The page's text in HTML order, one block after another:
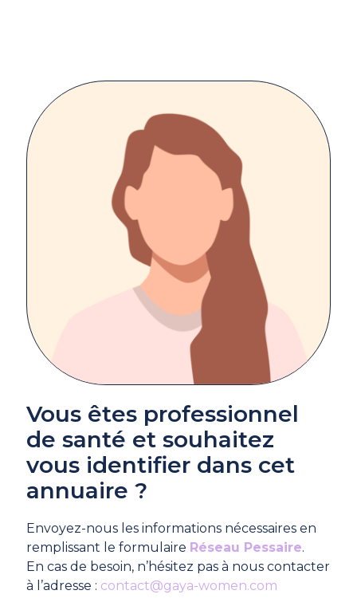
Vous êtes professionnel
de santé et souhaitez
vous identifier dans cet
annuaire ?
Envoyez-nous les informations nécessaires en
remplissant le formulaire Réseau Pessaire.
En cas de besoin, n’hésitez pas à nous contacter
à l’adresse : contact@gaya-women.com